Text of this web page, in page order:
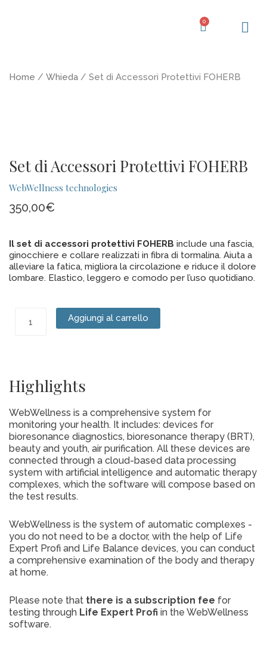
0
Carrello
Home / Whieda / Set di Accessori Protettivi FOHERB
Set di Accessori Protettivi FOHERB
WebWellness technologies
350,00€
Il set di accessori protettivi FOHERB include una fascia,
ginocchiere e collare realizzati in fibra di tormalina. Aiuta a
alleviare la fatica, migliora la circolazione e riduce il dolore
lombare. Elastico, leggero e comodo per l’uso quotidiano.
quantità
Aggiungi al carrello
Highlights
WebWellness is a comprehensive system for
monitoring your health. It includes: devices for
bioresonance diagnostics, bioresonance therapy (BRT),
beauty and youth, air purification. All these devices are
connected through a cloud-based data processing
system with artificial intelligence and automatic therapy
complexes, which the software will compose based on
the test results.
WebWellness is the system of automatic complexes -
you do not need to be a doctor, with the help of Life
Expert Profi and Life Balance devices, you can conduct
a comprehensive examination of the body and therapy
at home.
Please note that there is a subscription fee for
testing through Life Expert Profi in the WebWellness
software.